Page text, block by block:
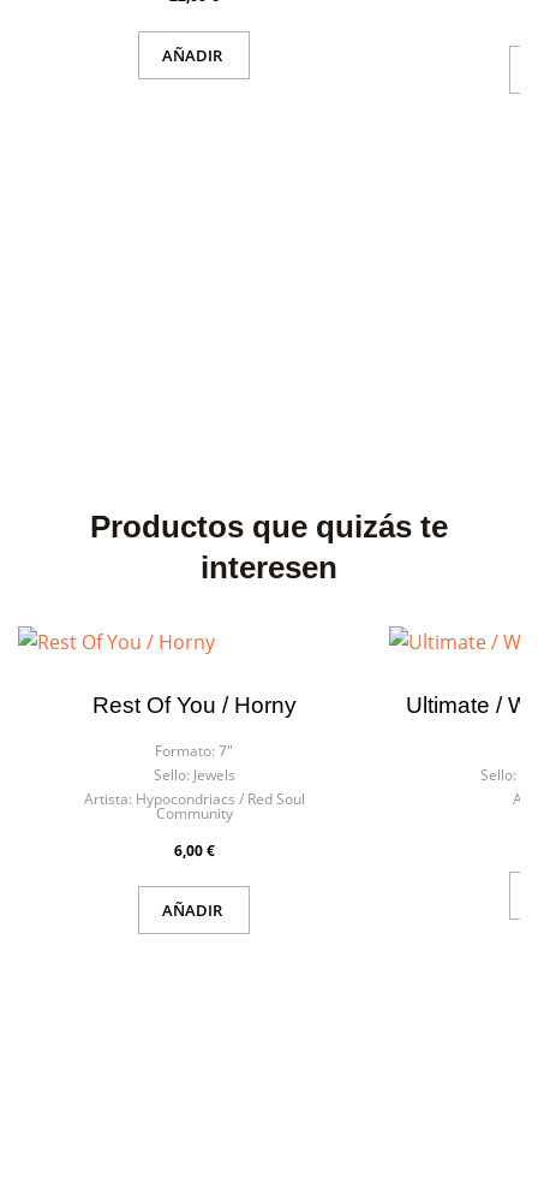
AÑADIR
Productos que quizás te
interesen
Rest Of You / Horny
Formato: 7"
Sello: Jewels
Artista: Hypocondriacs / Red Soul
Community
6,00 €
AÑADIR
Ultimate /
Sello: